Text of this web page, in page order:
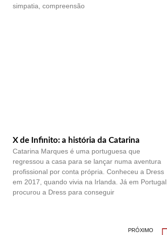
simpatia, compreensão
X de Infinito: a história da Catarina
Catarina Marques é uma portuguesa que
regressou a casa para se lançar numa aventura
profissional por conta própria. Conheceu a Dress
em 2017, quando vivia na Irlanda. Já em Portugal,
procurou a Dress para conseguir
PRÓXIMO